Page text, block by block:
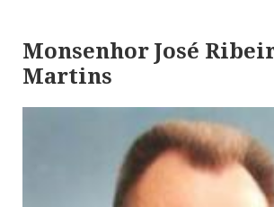
Monsenhor José
Martins